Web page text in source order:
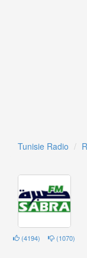
Tunisie Radio
(4194) (1070)